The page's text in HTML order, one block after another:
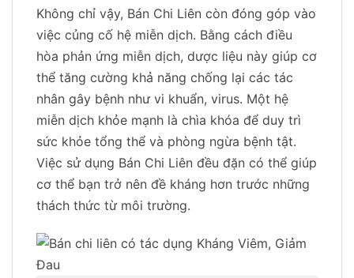
Không chỉ vậy, Bán Chi Liên còn đóng góp vào
việc củng cố hệ miễn dịch. Bằng cách điều
hòa phản ứng miễn dịch, dược liệu này giúp cơ
thể tăng cường khả năng chống lại các tác
nhân gây bệnh như vi khuẩn, virus. Một hệ
miễn dịch khỏe mạnh là chìa khóa để duy trì
sức khỏe tổng thể và phòng ngừa bệnh tật.
Việc sử dụng Bán Chi Liên đều đặn có thể giúp
cơ thể bạn trở nên đề kháng hơn trước những
thách thức từ môi trường.